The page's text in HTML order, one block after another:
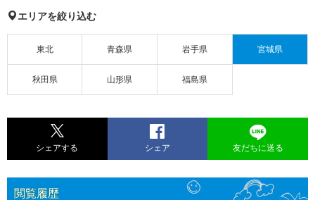
エリアを絞り込む
東北 青森県 岩手県 宮城県
秋田県 山形県 福島県
シェアする シェア 友だちに送る
閲覧履歴